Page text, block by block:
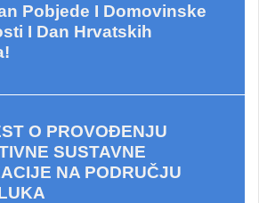
Pobjede I Domovinske
I Dan Hrvatskih
O PROVOĐENJU
SUSTAVNE
NA PODRUČJU